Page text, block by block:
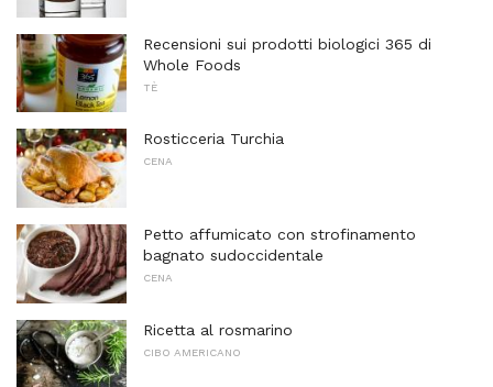
Recensioni sui prodotti biologici 365 di
Whole Foods
TÈ
Rosticceria Turchia
CENA
Petto affumicato con strofinamento
bagnato sudoccidentale
CENA
Ricetta al rosmarino
CIBO AMERICANO